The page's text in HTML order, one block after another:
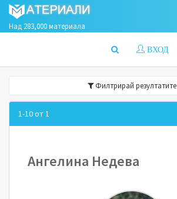
Над 283,000 материала
ВХОД
Филтрирай резултатите
1-10 от 1
Ангелина Недева